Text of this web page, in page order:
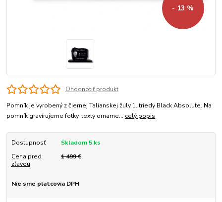
- 13 %
Ohodnotiť produkt
Pomník je vyrobený z čiernej Talianskej žuly 1. triedy Black Absolute. Na
pomník gravírujeme fotky, texty orname... celý popis
Dostupnosť
Skladom 5 ks
Cena pred
zľavou
1 499 €
Nie sme platcovia DPH